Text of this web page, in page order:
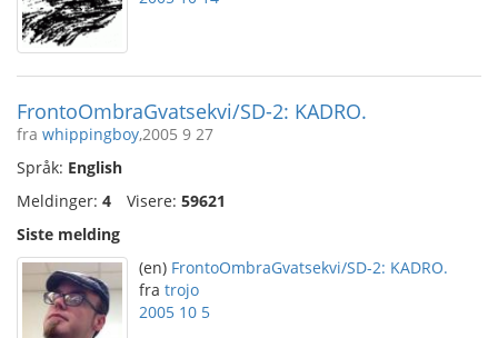
FrontoOmbraGvatsekvi/SD-2: KADRO.
fra whippingboy,2005 9 27
Språk: English
Meldinger: 4 Visere: 59621
Siste melding
(en) FrontoOmbraGvatsekvi/SD-2: KADRO.
fra trojo
2005 10 5